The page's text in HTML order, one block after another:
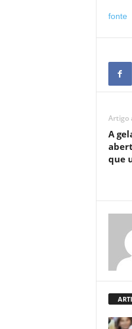
fonte
Artigo
A
que